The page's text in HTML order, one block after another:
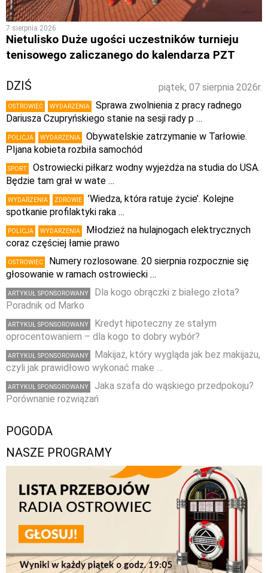
7 sierpnia 2026
Nietulisko Duże ugości uczestników turnieju
tenisowego zaliczanego do kalendarza PZT
piątek, 07 sierpnia 2026r.
DZIŚ
OSTROWIEC WYDARZENIA
Sprawa zwolnienia z pracy radnego
Dariusza Czupryńskiego stanie na sesji rady p …
POLICJA WYDARZENIA
Obywatelskie zatrzymanie w Tarłowie.
PIjana kobieta rozbiła samochód
SPORT
Ostrowiecki piłkarz wodny wyjeżdża na studia do USA.
Będzie tam grał w wate …
WYDARZENIA ZDROWIE
’Wiedza, która ratuje życie’. Kolejne
spotkanie profilaktyki raka …
POLICJA WYDARZENIA
Młodzież na hulajnogach elektrycznych
coraz częściej łamie prawo
OSTROWIEC
Numery rozlosowane. 20 sierpnia rozpocznie się
głosowanie w ramach ostrowiecki …
ARTYKUŁ SPONSOROWANY
Dla kogo obrączki z białego złota?
Poradnik od Marko
ARTYKUŁ SPONSOROWANY
Kredyt hipoteczny ze stałym
oprocentowaniem – dla kogo to dobry wybór?
ARTYKUŁ SPONSOROWANY
Makijaż, który wygląda jak bez makijażu,
czyli jak prawidłowo wykonać make …
ARTYKUŁ SPONSOROWANY
Jaka szafa do wąskiego przedpokoju?
Porównanie rozwiązań
POGODA
NASZE PROGRAMY